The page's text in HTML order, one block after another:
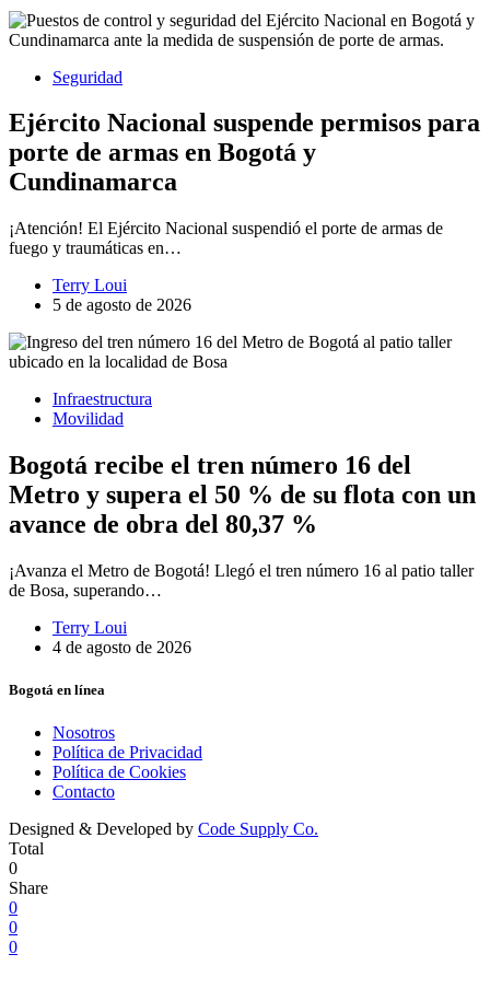
Seguridad
Ejército Nacional suspende permisos para
porte de armas en Bogotá y
Cundinamarca
¡Atención! El Ejército Nacional suspendió el porte de armas de
fuego y traumáticas en…
Terry Loui
5 de agosto de 2026
Infraestructura
Movilidad
Bogotá recibe el tren número 16 del
Metro y supera el 50 % de su flota con un
avance de obra del 80,37 %
¡Avanza el Metro de Bogotá! Llegó el tren número 16 al patio taller
de Bosa, superando…
Terry Loui
4 de agosto de 2026
Bogotá en línea
Nosotros
Política de Privacidad
Política de Cookies
Contacto
Designed & Developed by Code Supply Co.
Total
0
Share
0
0
0